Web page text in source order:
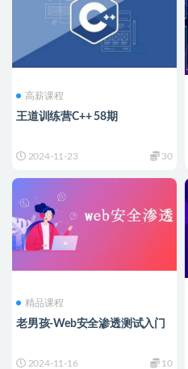
高薪课程
王道训练营C++ 58期
2024-11-23 30
精品课程
老男孩-Web安全渗透测试入门
2024-11-16 10